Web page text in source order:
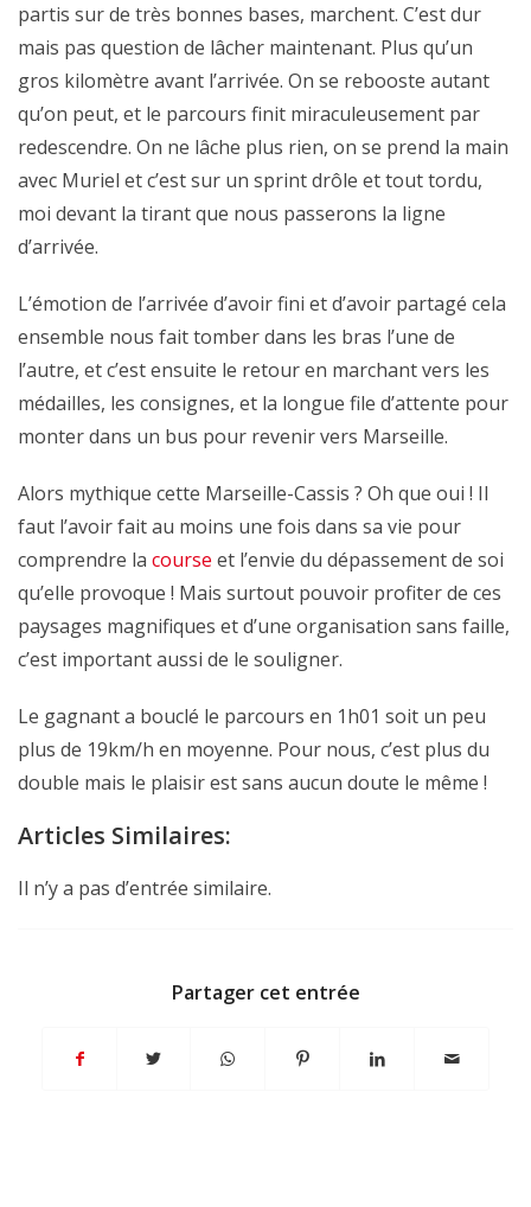
partis sur de très bonnes bases, marchent. C’est dur
mais pas question de lâcher maintenant. Plus qu’un
gros kilomètre avant l’arrivée. On se rebooste autant
qu’on peut, et le parcours finit miraculeusement par
redescendre. On ne lâche plus rien, on se prend la main
avec Muriel et c’est sur un sprint drôle et tout tordu,
moi devant la tirant que nous passerons la ligne
d’arrivée.
L’émotion de l’arrivée d’avoir fini et d’avoir partagé cela
ensemble nous fait tomber dans les bras l’une de
l’autre, et c’est ensuite le retour en marchant vers les
médailles, les consignes, et la longue file d’attente pour
monter dans un bus pour revenir vers Marseille.
Alors mythique cette Marseille-Cassis ? Oh que oui ! Il
faut l’avoir fait au moins une fois dans sa vie pour
comprendre la course et l’envie du dépassement de soi
qu’elle provoque ! Mais surtout pouvoir profiter de ces
paysages magnifiques et d’une organisation sans faille,
c’est important aussi de le souligner.
Le gagnant a bouclé le parcours en 1h01 soit un peu
plus de 19km/h en moyenne. Pour nous, c’est plus du
double mais le plaisir est sans aucun doute le même !
Articles Similaires:
Il n’y a pas d’entrée similaire.
Partager cet entrée